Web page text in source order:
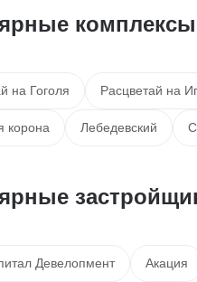
комплексы
на Гоголя Расцветай на
корона Лебедевский
Девелопмент Акация